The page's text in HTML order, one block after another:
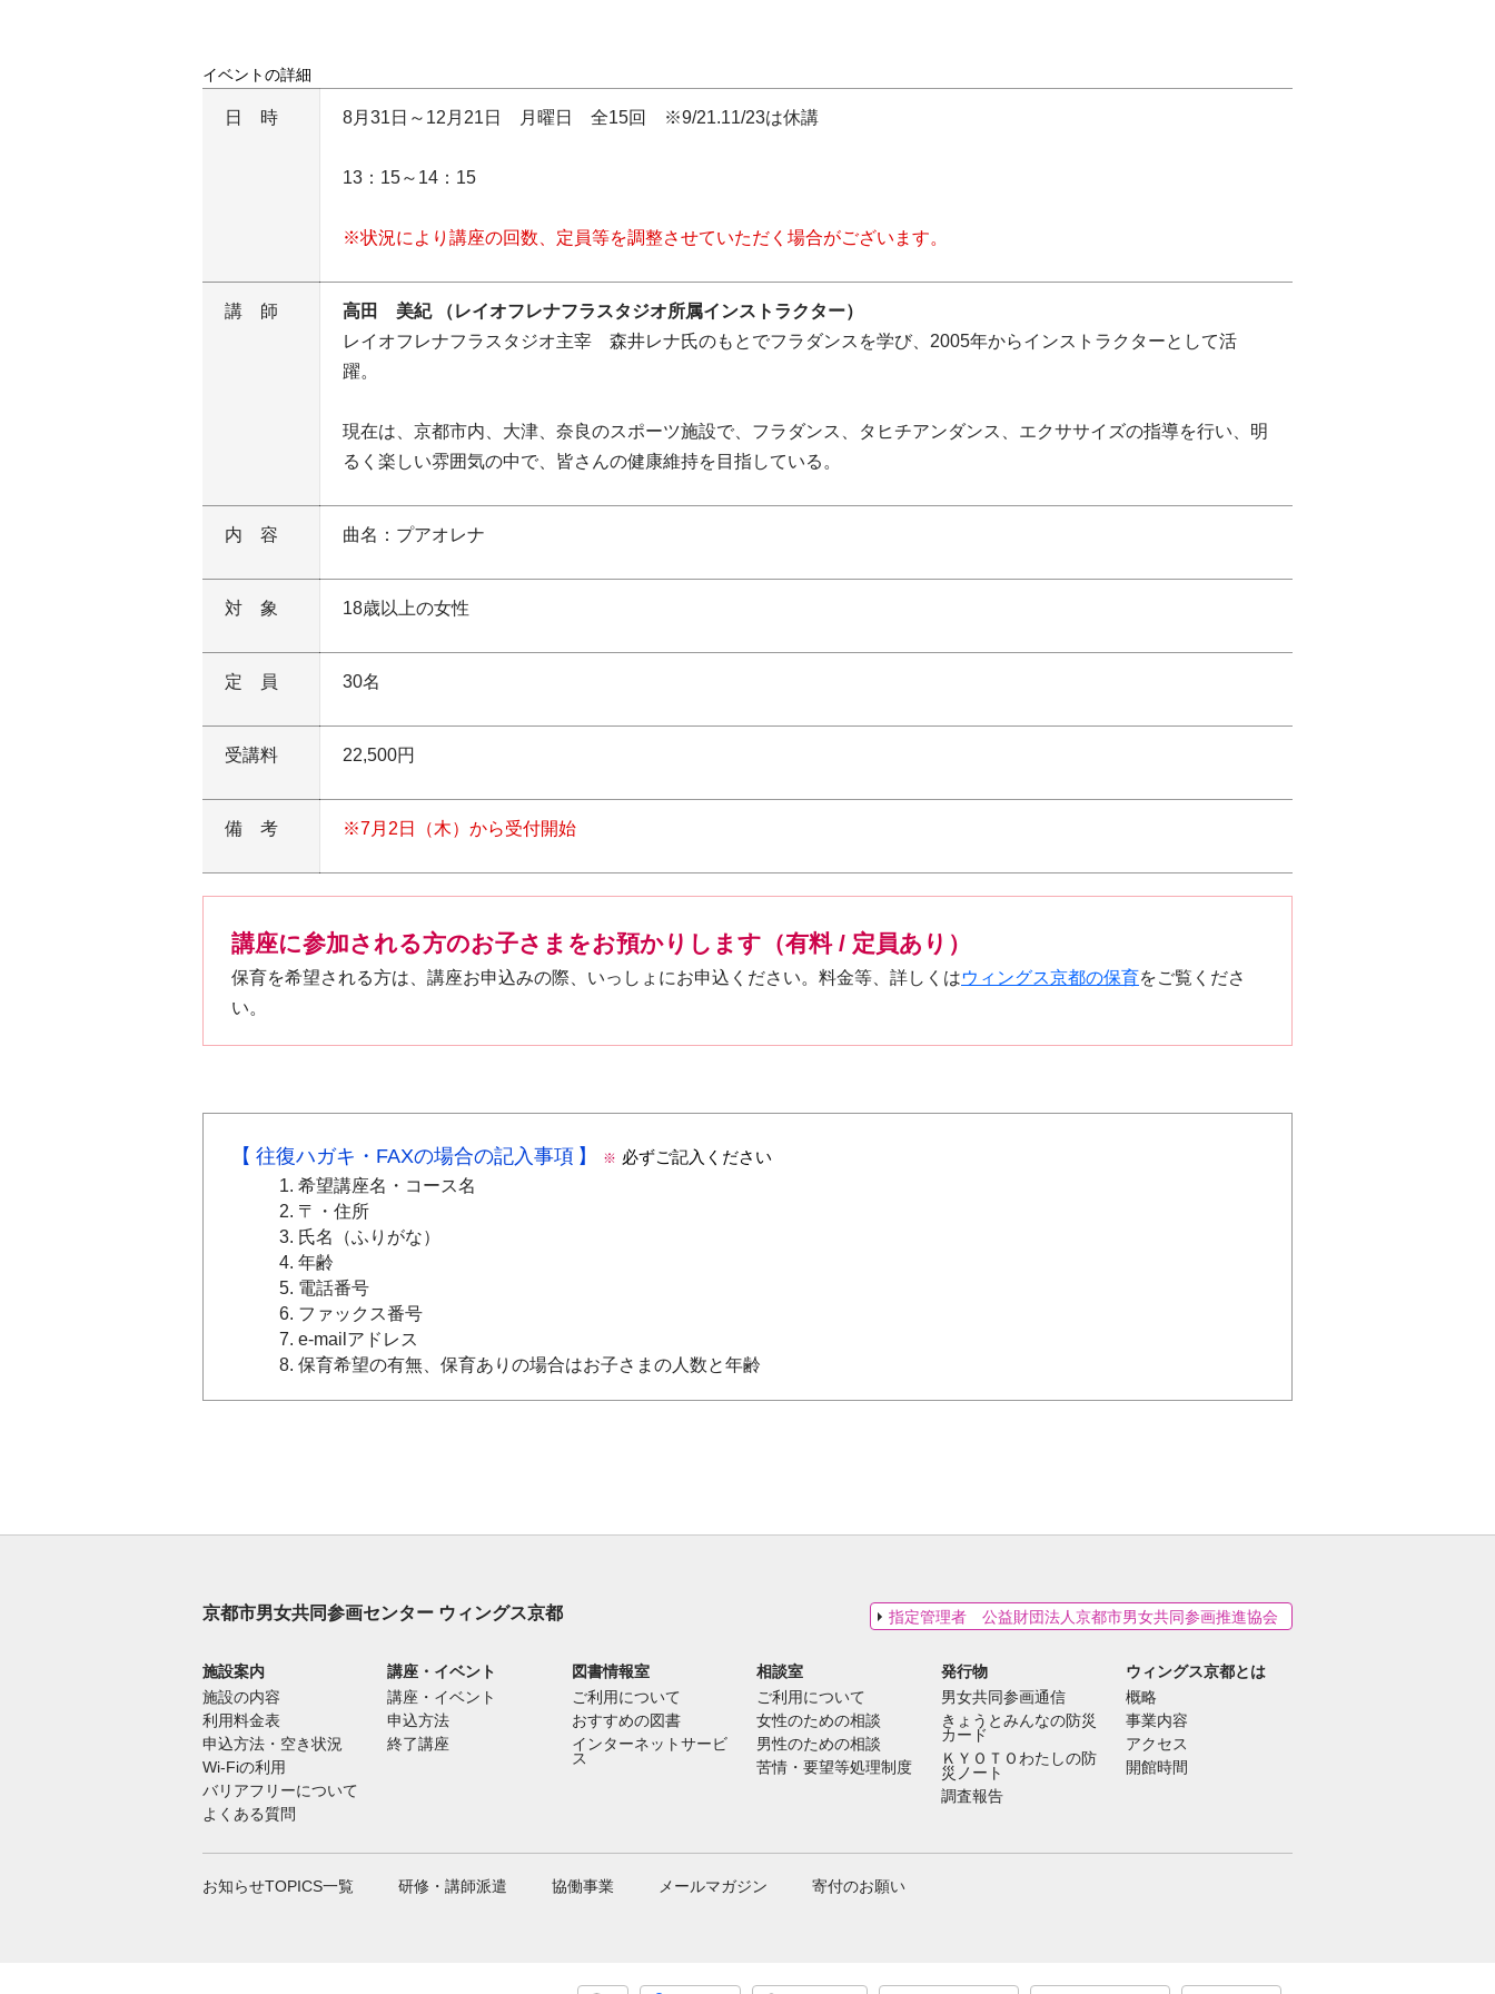
イベントの詳細
日時 8月31日～12月21日 月曜日 全15回 ※9/21.11/23は休講
13：15～14：15
※状況により講座の回数、定員等を調整させていただく場合がございます。
講師
高田 美紀 （レイオフレナフラスタジオ所属インストラクター）
レイオフレナフラスタジオ主宰 森井レナ氏のもとでフラダンスを学び、2005年からインストラクターとして活
躍。
現在は、京都市内、大津、奈良のスポーツ施設で、フラダンス、タヒチアンダンス、エクササイズの指導を行い、明
るく楽しい雰囲気の中で、皆さんの健康維持を目指している。
内容 曲名：プアオレナ
対象 18歳以上の女性
定員 30名
受講料 22,500円
備考 ※7月2日（木）から受付開始
講座に参加される方のお子さまをお預かりします（有料 / 定員あり）
保育を希望される方は、講座お申込みの際、いっしょにお申込ください。料金等、詳しくはウィングス京都の保育をご覧くださ
い。
往復ハガキ・FAXの場合の記入事項 ※ 必ずご記入ください
希望講座名・コース名
〒・住所
氏名（ふりがな）
年齢
電話番号
ファックス番号
e-mailアドレス
保育希望の有無、保育ありの場合はお子さまの人数と年齢
京都市男女共同参画センター ウィングス京都 指定管理者 公益財団法人京都市男女共同参画推進協会
施設案内
施設の内容
利用料金表
申込方法・空き状況
Wi-Fiの利用
バリアフリーについて
よくある質問
講座・イベント
講座・イベント
申込方法
終了講座
図書情報室
ご利用について
おすすめの図書
インターネットサービ
ス
相談室
ご利用について
女性のための相談
男性のための相談
苦情・要望等処理制度
発行物
男女共同参画通信
きょうとみんなの防災
カード
ＫＹＯＴＯわたしの防
災ノート
調査報告
ウィングス京都とは
概略
事業内容
アクセス
開館時間
お知らせTOPICS一覧 研修・講師派遣 協働事業 メールマガジン 寄付のお願い